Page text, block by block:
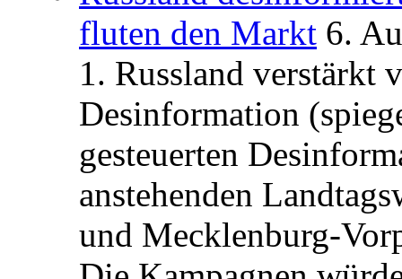
fluten den Markt 6.
1. Russland verstärkt
Desinformation
gesteuerten
anstehenden
und Mecklenburg-